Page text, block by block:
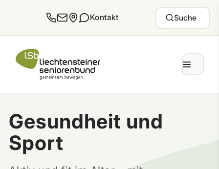
Kontakt Suche
Gesundheit und
Sport